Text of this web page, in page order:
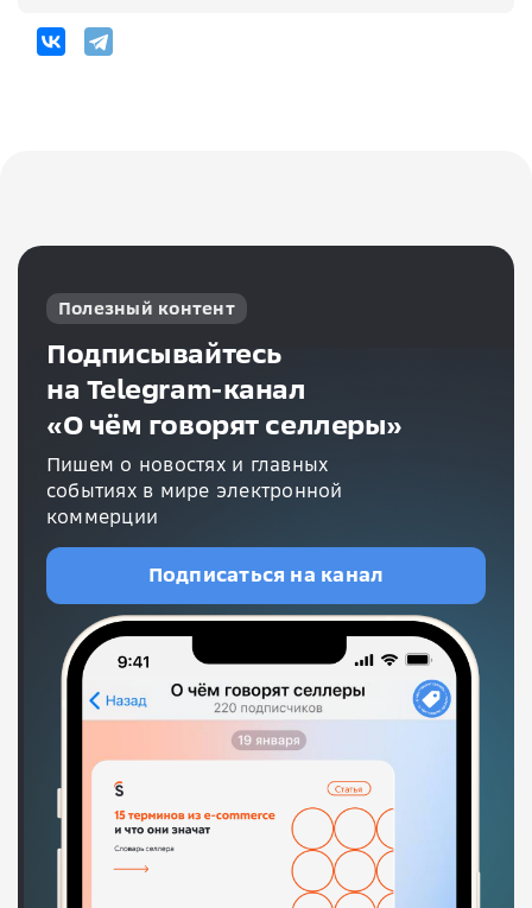
Полезный контент
Подписывайтесь
на Telegram-канал
«О чём говорят селлеры»
Пишем о новостях и главных
событиях в мире электронной
коммерции
Подписаться на канал